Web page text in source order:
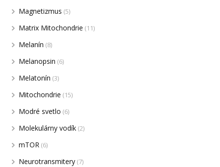
Magnetizmus (5)
Matrix Mitochondrie (11)
Melanín (8)
Melanopsin (6)
Melatonín (3)
Mitochondrie (15)
Modré svetlo (6)
Molekulárny vodík (2)
mTOR (6)
Neurotransmitery (7)